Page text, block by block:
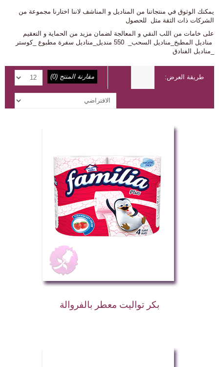
يمكنك الوثوق في منتجاتنا من المناديل و المناشف لاننا اختارنا مجموعة من
الشركات ذات الثقة مثل للحصول
على خامات من اللب النقي و المعالجة لضمان مزيد من الحماية و التعقيم
مناديل المطبخ_مناديل السحب_ 550 منديل_مناديل سفرة مطبوع _كوستر
_مناديل الفنادق
طريقة العرض: مقارنة المنتج (0)
بكر تواليت معطر بالفروالة